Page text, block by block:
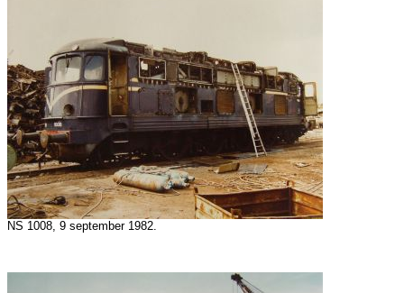
NS 1008, 9 september 1982.